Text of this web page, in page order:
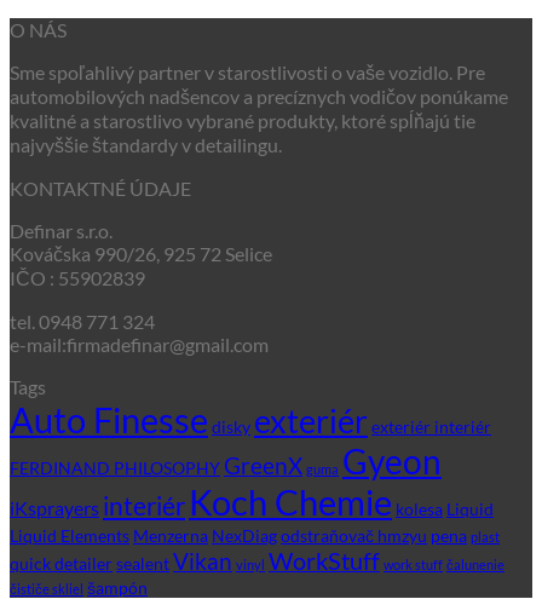
O NÁS
Sme spoľahlivý partner v starostlivosti o vaše vozidlo. Pre
automobilových nadšencov a precíznych vodičov ponúkame
kvalitné a starostlivo vybrané produkty, ktoré spĺňajú tie
najvyššie štandardy v detailingu.
KONTAKTNÉ ÚDAJE
Definar s.r.o.
Kováčska 990/26, 925 72 Selice
IČO : 55902839
tel. 0948 771 324
e-mail:firmadefinar@gmail.com
Tags
Auto Finesse disky exteriérexteriér interiér
FERDINAND PHILOSOPHY GreenX guma Gyeon
iKsprayers interiérKoch Chemie kolesa Liquid
Liquid Elements Menzerna NexDiagodstraňovač hmzyu pena plast
quick detailersealentVikan vinyl WorkStuff work stuff čalunenie
čističe skliel šampón